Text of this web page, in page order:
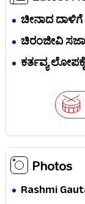
ಚೀನಾದ ದಾಳಿಗೆ
ಚಿರಂಜೀವಿ
ಸಿನಿಮಾಗಳು
ಕರ್ತವ್ಯ
Photos
Rashmi